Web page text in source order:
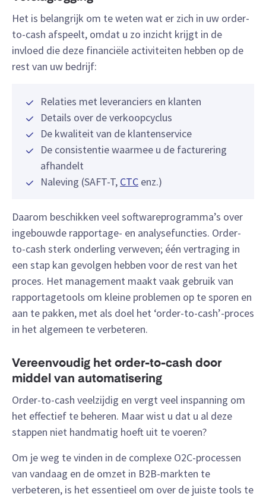
Het is belangrijk om te weten wat er zich in uw order-
to-cash afspeelt, omdat u zo inzicht krijgt in de
invloed die deze financiële activiteiten hebben op de
rest van uw bedrijf:
Relaties met leveranciers en klanten
Details over de verkoopcyclus
De kwaliteit van de klantenservice
De consistentie waarmee u de facturering
afhandelt
Naleving (SAFT-T, CTC enz.)
Daarom beschikken veel softwareprogramma’s over
ingebouwde rapportage- en analysefuncties. Order-
to-cash sterk onderling verweven; één vertraging in
een stap kan gevolgen hebben voor de rest van het
proces. Het management maakt vaak gebruik van
rapportagetools om kleine problemen op te sporen en
aan te pakken, met als doel het ‘order-to-cash’-proces
in het algemeen te verbeteren.
Vereenvoudig het order-to-cash door
middel van automatisering
Order-to-cash veelzijdig en vergt veel inspanning om
het effectief te beheren. Maar wist u dat u al deze
stappen niet handmatig hoeft uit te voeren?
Om je weg te vinden in de complexe O2C-processen
van vandaag en de omzet in B2B-markten te
verbeteren, is het essentieel om over de juiste tools te